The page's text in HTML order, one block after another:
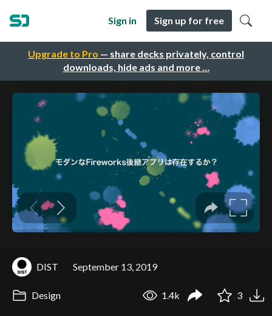
Upgrade to Pro — share decks privately, control
downloads, hide ads and more …
Sign in Sign up for free
DIST September 13, 2019
Design 1.4k 3